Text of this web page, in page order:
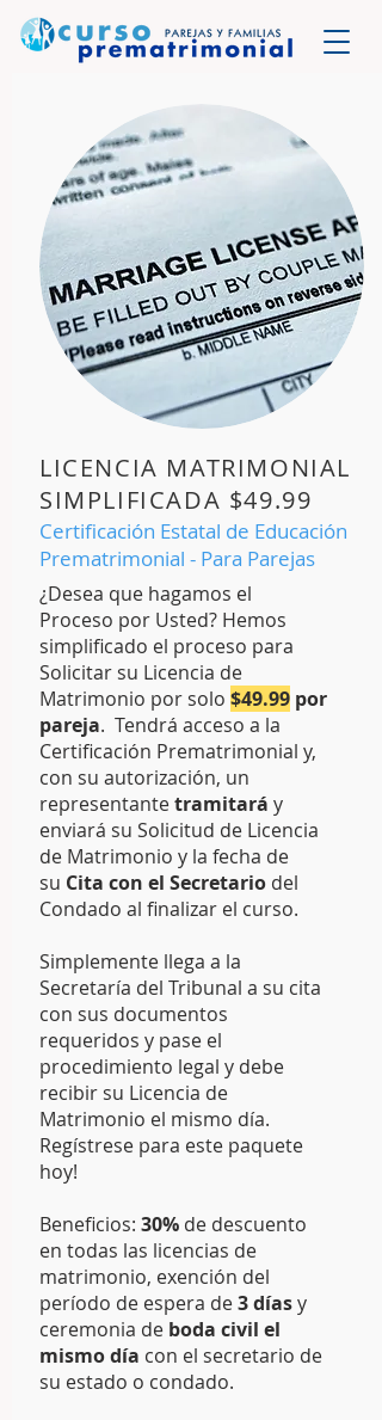
LICENCIA MATRIMONIAL
SIMPLIFICADA $49.99
Certificación Estatal de Educación
Prematrimonial - Para Parejas
¿Desea que hagamos el
Proceso por Usted? Hemos
simplificado el proceso para
Solicitar su Licencia de
Matrimonio por solo $49.99 por
pareja. Tendrá acceso a la
Certificación Prematrimonial y,
con su autorización, un
representantetramitará y
enviará su Solicitud de Licencia
de Matrimonio y la fecha de
su Cita con el Secretario del
Condado al finalizar el curso.
Simplemente llega a la
Secretaría del Tribunal a su cita
con sus documentos
requeridos y pase el
procedimiento legal y debe
recibir su Licencia de
Matrimonio el mismo día.
Regístrese para este paquete
hoy!
Beneficios: 30% de descuento
en todas las licencias de
matrimonio, exención del
período de espera de3 díasy
ceremonia de boda civil el
mismo día con el secretario de
su estado o condado.